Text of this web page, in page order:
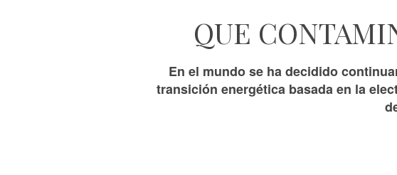
QUE
En el mundo se ha decidido
transición energética basada en la